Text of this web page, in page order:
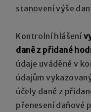
stanovení výše
Kontrolní hlášení
daně z přidané
údaje uváděné v
údajům
účely daně z
přenesení daňové